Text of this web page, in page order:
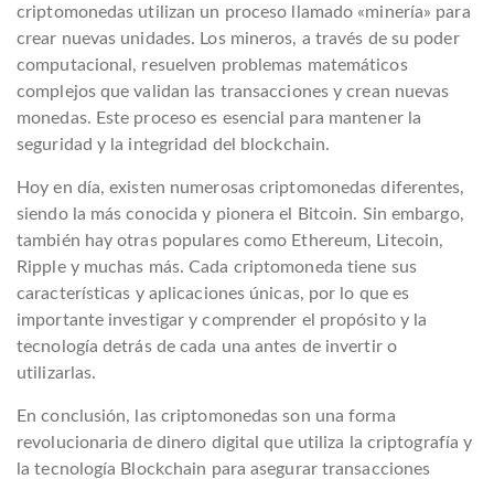
criptomonedas utilizan un proceso llamado «minería» para
crear nuevas unidades. Los mineros, a través de su poder
computacional, resuelven problemas matemáticos
complejos que validan las transacciones y crean nuevas
monedas. Este proceso es esencial para mantener la
seguridad y la integridad del blockchain.
Hoy en día, existen numerosas criptomonedas diferentes,
siendo la más conocida y pionera el Bitcoin. Sin embargo,
también hay otras populares como Ethereum, Litecoin,
Ripple y muchas más. Cada criptomoneda tiene sus
características y aplicaciones únicas, por lo que es
importante investigar y comprender el propósito y la
tecnología detrás de cada una antes de invertir o
utilizarlas.
En conclusión, las criptomonedas son una forma
revolucionaria de dinero digital que utiliza la criptografía y
la tecnología Blockchain para asegurar transacciones